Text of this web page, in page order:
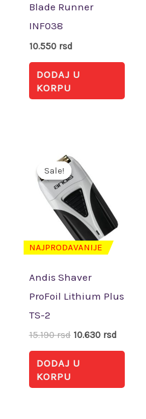
Blade Runner
INF038
10.550 rsd
DODAJ U
KORPU
Sale!
NAJPRODAVANIJE
Sale!
Andis Shaver
ProFoil Lithium Plus
TS-2
15.190rsd
cena
je
bila:
15.190 rsd.
10.630 rsd
DODAJ U
KORPU